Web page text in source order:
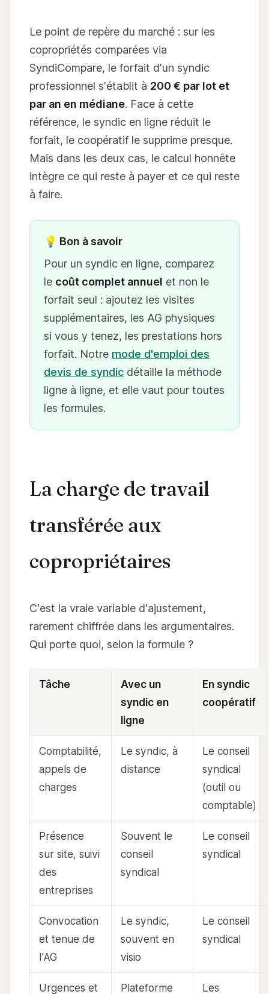
Le point de repère du marché : sur les
copropriétés comparées via
SyndiCompare, le forfait d'un syndic
professionnel s'établit à 200 € par lot et
par an en médiane. Face à cette
référence, le syndic en ligne réduit le
forfait, le coopératif le supprime presque.
Mais dans les deux cas, le calcul honnête
intègre ce qui reste à payer et ce qui reste
à faire.
💡 Bon à savoir
Pour un syndic en ligne, comparez
le coût complet annuel et non le
forfait seul : ajoutez les visites
supplémentaires, les AG physiques
si vous y tenez, les prestations hors
forfait. Notre mode d'emploi des
devis de syndic détaille la méthode
ligne à ligne, et elle vaut pour toutes
les formules.
La charge de travail
transférée aux
copropriétaires
C'est la vraie variable d'ajustement,
rarement chiffrée dans les argumentaires.
Qui porte quoi, selon la formule ?
Tâche
Avec un
syndic en
ligne
En syndic
coopératif
Comptabilité,
appels de
charges
Le syndic, à
distance
Le conseil
syndical
(outil ou
comptable)
Présence
sur site, suivi
des
entreprises
Souvent le
conseil
syndical
Le conseil
syndical
Convocation
et tenue de
l'AG
Le syndic,
souvent en
visio
Le conseil
syndical
Urgences et
Plateforme
Les